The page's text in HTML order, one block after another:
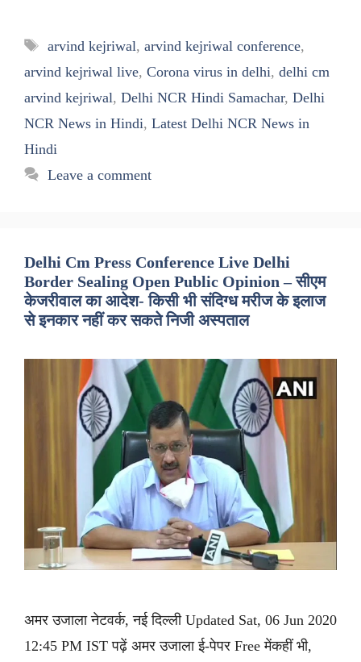
Tags
arvind kejriwal, arvind kejriwal conference,
arvind kejriwal live, Corona virus in delhi, delhi cm
arvind kejriwal, Delhi NCR Hindi Samachar, Delhi
NCR News in Hindi, Latest Delhi NCR News in
Hindi
Leave a comment
Delhi Cm Press Conference Live Delhi
Border Sealing Open Public Opinion – सीएम
केजरीवाल का आदेश- किसी भी संदिग्ध मरीज के इलाज
से इनकार नहीं कर सकते निजी अस्पताल
अमर उजाला नेटवर्क, नई दिल्ली Updated Sat, 06 Jun 2020
12:45 PM IST पढ़ें अमर उजाला ई-पेपर Free मेंकहीं भी,